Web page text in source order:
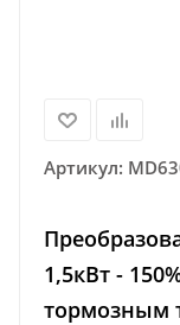
Артикул:
1,5кВт -
тормозным